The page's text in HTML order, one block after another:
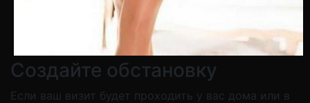
Создайте обстановку
Если ваш визит будет проходить у вас дома или в